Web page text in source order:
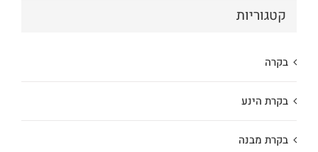
קטגוריות
בקרה
בקרת הינע
בקרת מבנה